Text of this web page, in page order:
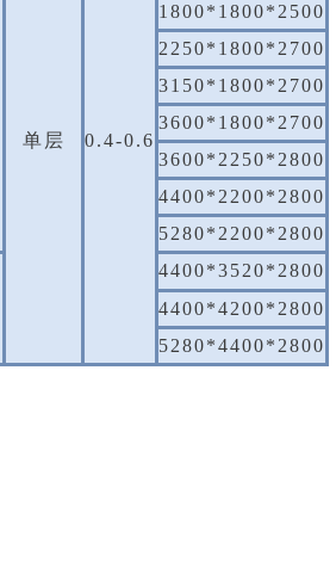
单层 0.4-0.6
1800*1800*2500
2250*1800*2700
3150*1800*2700
3600*1800*2700
3600*2250*2800
4400*2200*2800
5280*2200*2800
4400*3520*2800
4400*4200*2800
5280*4400*2800